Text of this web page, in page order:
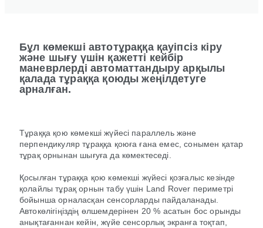
Бұл көмекші автотұраққа қауіпсіз кіру
және шығу үшін қажетті кейбір
маневрлерді автоматтандыру арқылы
қалада тұраққа қоюды жеңілдетуге
арналған.
Тұраққа қою көмекші жүйесі параллель және
перпендикуляр тұраққа қоюға ғана емес, сонымен қатар
тұрақ орнынан шығуға да көмектеседі.
Қосылған тұраққа қою көмекші жүйесі қозғалыс кезінде
қолайлы тұрақ орнын табу үшін Land Rover периметрі
бойынша орналасқан сенсорларды пайдаланады.
Автокөлігіңіздің өлшемдерінен 20 % асатын бос орынды
анықтағаннан кейін, жүйе сенсорлық экранға тоқтап,